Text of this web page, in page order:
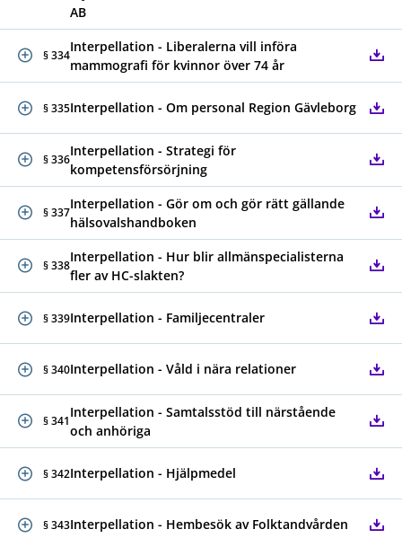
AB
§ 334
Interpellation - Liberalerna vill införa
mammografi för kvinnor över 74 år
§ 335Interpellation - Om personal Region Gävleborg
§ 336
Interpellation - Strategi för
kompetensförsörjning
§ 337
Interpellation - Gör om och gör rätt gällande
hälsovalshandboken
§ 338
Interpellation - Hur blir allmänspecialisterna
fler av HC-slakten?
§ 339Interpellation - Familjecentraler
§ 340Interpellation - Våld i nära relationer
§ 341
Interpellation - Samtalsstöd till närstående
och anhöriga
§ 342Interpellation - Hjälpmedel
§ 343Interpellation - Hembesök av Folktandvården